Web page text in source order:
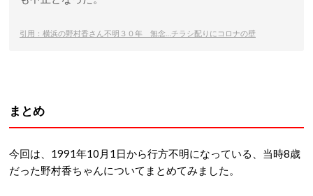
引用： 横浜の野村香さん不明３０年 無念…チラシ配りにコロナの壁
まとめ
今回は、1991年10月1日から行方不明になっている、当時8歳
だった野村香ちゃんについてまとめてみました。